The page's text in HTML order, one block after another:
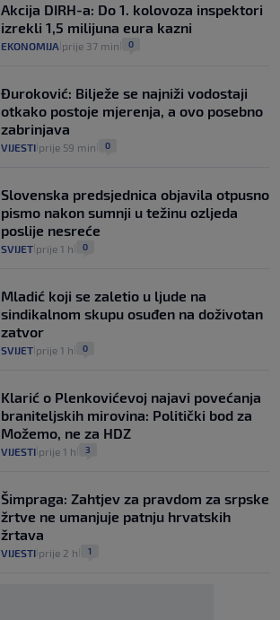
Akcija DIRH-a: Do 1. kolovoza inspektori
izrekli 1,5 milijuna eura kazni
EKONOMIJA prije 37 min 0
Đuroković: Bilježe se najniži vodostaji
otkako postoje mjerenja, a ovo posebno
zabrinjava
VIJESTI prije 59 min 0
Slovenska predsjednica objavila otpusno
pismo nakon sumnji u težinu ozljeda
poslije nesreće
SVIJET prije 1 h 0
Mladić koji se zaletio u ljude na
sindikalnom skupu osuđen na doživotan
zatvor
SVIJET prije 1 h 0
Klarić o Plenkovićevoj najavi povećanja
braniteljskih mirovina: Politički bod za
Možemo, ne za HDZ
VIJESTI prije 1 h 3
Šimpraga: Zahtjev za pravdom za srpske
žrtve ne umanjuje patnju hrvatskih
žrtava
VIJESTI prije 2 h 1